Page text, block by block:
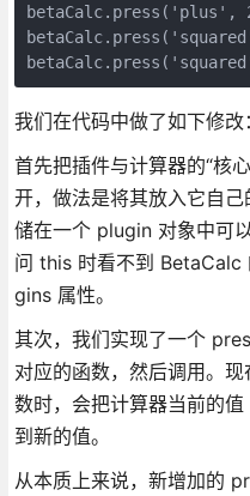
我们在代码中做了如下修改：
首先把插件与计算器的“核
开，做法是将其放入它自
储在一个 plugin 对象中可
问 this 时看不到
gins 属性。
其次，我们实现了一个
对应的函数，然后调用。
数时，会把计算器当前的
到新的值。
从本质上来说，新增加的